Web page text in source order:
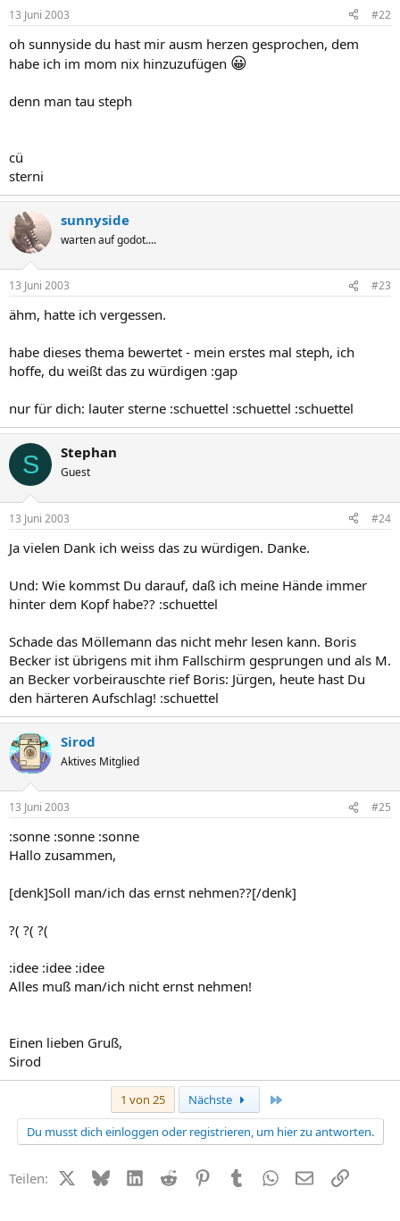
13 Juni 2003 #22
oh sunnyside du hast mir ausm herzen gesprochen, dem
habe ich im mom nix hinzuzufügen 😀
denn man tau steph
cü
sterni
sunnyside
warten auf godot....
13 Juni 2003 #23
ähm, hatte ich vergessen.
habe dieses thema bewertet - mein erstes mal steph, ich
hoffe, du weißt das zu würdigen :gap
nur für dich: lauter sterne :schuettel :schuettel :schuettel
S Stephan
Guest
13 Juni 2003 #24
Ja vielen Dank ich weiss das zu würdigen. Danke.
Und: Wie kommst Du darauf, daß ich meine Hände immer
hinter dem Kopf habe?? :schuettel
Schade das Möllemann das nicht mehr lesen kann. Boris
Becker ist übrigens mit ihm Fallschirm gesprungen und als M.
an Becker vorbeirauschte rief Boris: Jürgen, heute hast Du
den härteren Aufschlag! :schuettel
Sirod
Aktives Mitglied
13 Juni 2003 #25
:sonne :sonne :sonne
Hallo zusammen,
[denk]Soll man/ich das ernst nehmen??[/denk]
?( ?( ?(
:idee :idee :idee
Alles muß man/ich nicht ernst nehmen!
Einen lieben Gruß,
Sirod
1 von 25 Nächste
Du musst dich einloggen oder registrieren, um hier zu antworten.
Teilen: X (Twitter)
BlueskyLinkedIn
Reddit PinterestTumblr WhatsApp
E-MailLink